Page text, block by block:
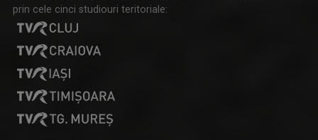
prin cele cinci studiouri teritoriale: